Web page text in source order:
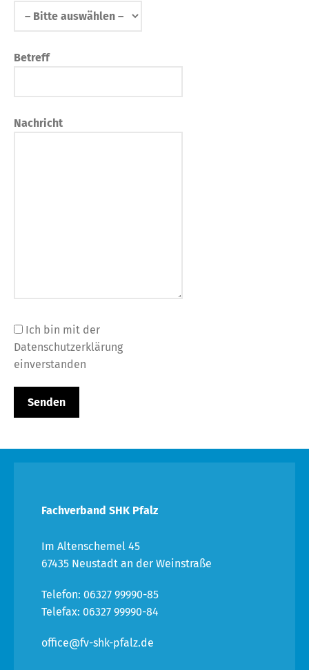
Betreff
Nachricht
Ich bin mit der
Datenschutzerklärung
einverstanden
Fachverband SHK Pfalz
Im Altenschemel 45
67435 Neustadt an der Weinstraße
Telefon: 06327 99990-85
Telefax: 06327 99990-84
office@fv-shk-pfalz.de